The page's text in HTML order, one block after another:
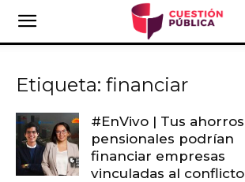
Etiqueta: financiar
#EnVivo | Tus ahorros
pensionales podrían
financiar empresas
vinculadas al conflicto